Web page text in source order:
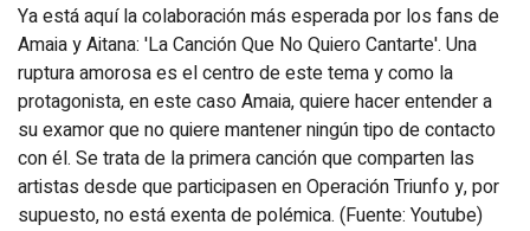
Ya está aquí la colaboración más esperada por los fans de
Amaia y Aitana: 'La Canción Que No Quiero Cantarte'. Una
ruptura amorosa es el centro de este tema y como la
protagonista, en este caso Amaia, quiere hacer entender a
su examor que no quiere mantener ningún tipo de contacto
con él. Se trata de la primera canción que comparten las
artistas desde que participasen en Operación Triunfo y, por
supuesto, no está exenta de polémica. (Fuente: Youtube)